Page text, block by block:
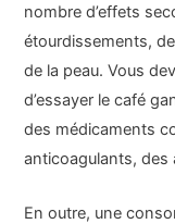
nombre d’effets
étourdissements,
de la peau. Vous
d’essayer le café
des médicaments
anticoagulants, des
En outre, une